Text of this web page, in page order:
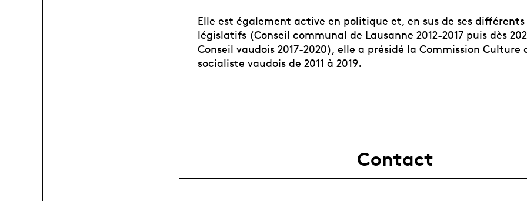
Elle est également active en politique et, en sus de ses
législatifs (Conseil communal de Lausanne 2012-2017 puis dès
Conseil vaudois 2017-2020), elle a présidé la Commission Culture
socialiste vaudois de 2011 à 2019.
Contact